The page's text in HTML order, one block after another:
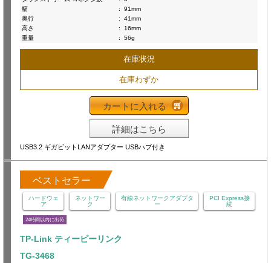
幅
:
91mm
奥行
:
41mm
高さ
:
16mm
重量
: 56g
在庫状況
在庫わずか
カートに入れる
詳細はこちら
USB3.2 ギガビットLANアダプター USBハブ付き
ベストセラー
ハードウェ
ア
ネットワー
ク
有線ネットワークアダプタ
ー
PCI Express接
続
24時間以内に出荷
TP-Link ティーピーリンク
TG-3468